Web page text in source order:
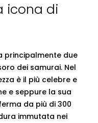
icona di
principalmente due
dei samurai. Nel
è il più celebre e
e seppure la sua
da più di 300
immutata nei